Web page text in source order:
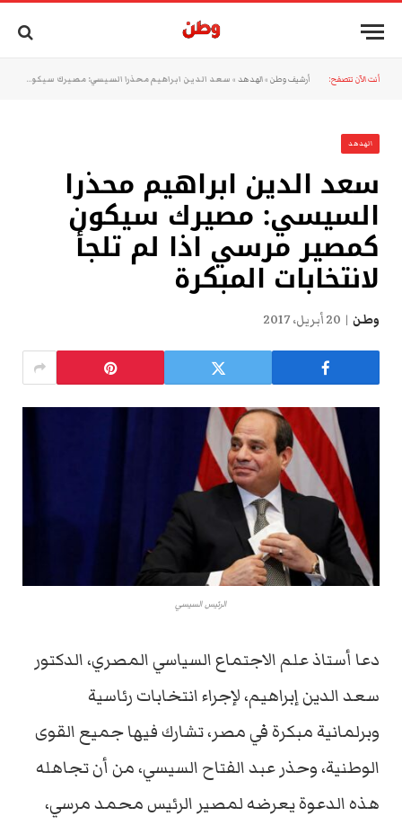
أنت الآن تتصفح: أرشيف وطن »الهدهد » سعد الدين ابراهيم محذرا السيسي: مصيرك سيكون كمصير مرسي اذا لم تلجأ لانتخابات المبكرة
الهدهد
سعد الدين ابراهيم محذرا
السيسي: مصيرك سيكون
كمصير مرسي اذا لم تلجأ
لانتخابات المبكرة
وطن 20 أبريل، 2017
الرئيس السيسي
دعا أستاذ علم الاجتماع السياسي المصري، الدكتور
سعد الدين إبراهيم، لإجراء انتخابات رئاسية
وبرلمانية مبكرة في مصر، تشارك فيها جميع القوى
الوطنية، وحذر عبد الفتاح السيسي، من أن تجاهله
هذه الدعوة يعرضه لمصير الرئيس محمد مرسي،